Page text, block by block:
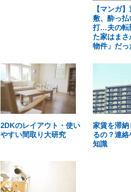
【マンガ
敷、酔っ
打…夫の転
た家はま
物件」だっ
2DKのレイアウト・使い
やすい間取り大研究
家賃を滞
るの？連
知識